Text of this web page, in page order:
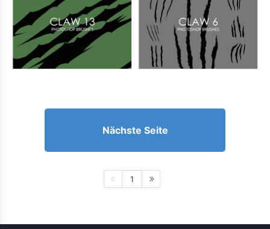
Nächste Seite
1